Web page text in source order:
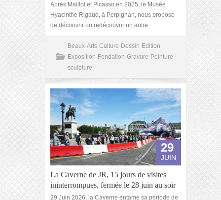
Après Maillol et Picasso en 2025, le Musée
Hyacinthe Rigaud, à Perpignan, nous propose
de découvrir ou redécouvrir un autre
Beaux-Arts Culture Dessin Edition
Exposition Fondation Gravure Peinture
sculpture
29
JUIN
La Caverne de JR, 15 jours de visites
ininterrompues, fermée le 28 juin au soir
29 Juin 2026, la Caverne entame sa période de